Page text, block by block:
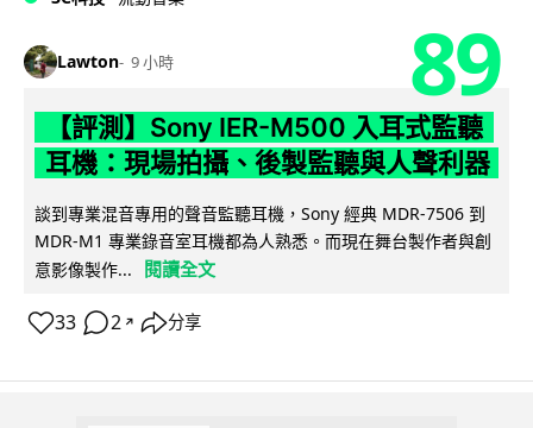
Lawton 9 小時 89
【評測】Sony IER-M500 入耳式監聽
耳機：現場拍攝、後製監聽與人聲利器
談到專業混音專用的聲音監聽耳機，Sony 經典 MDR-7506 到
MDR-M1 專業錄音室耳機都為人熟悉。而現在舞台製作者與創
意影像製作...
閱讀全文
33 2 ↗ 分享